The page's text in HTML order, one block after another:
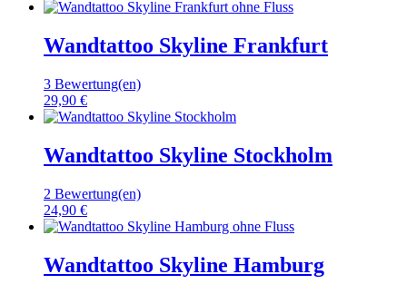
Wandtattoo Skyline Frankfurt
3 Bewertung(en)
29,90 €
Wandtattoo Skyline Stockholm
2 Bewertung(en)
24,90 €
Wandtattoo Skyline Hamburg